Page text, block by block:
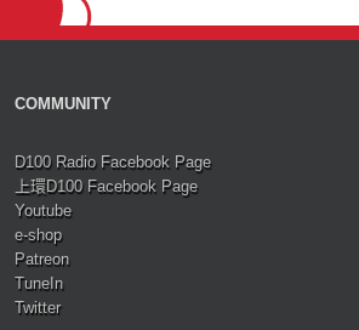
COMMUNITY
D100 Radio Facebook Page
上環D100 Facebook Page
Youtube
e-shop
Patreon
TuneIn
Twitter